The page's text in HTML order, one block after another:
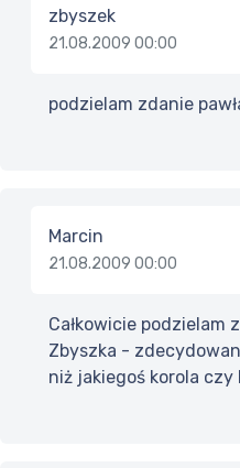
zbyszek
21.08.2009 00:00
podzielam zdanie
Marcin
21.08.2009 00:00
Całkowicie podzielam
Zbyszka -
niż jakiegoś korola czy